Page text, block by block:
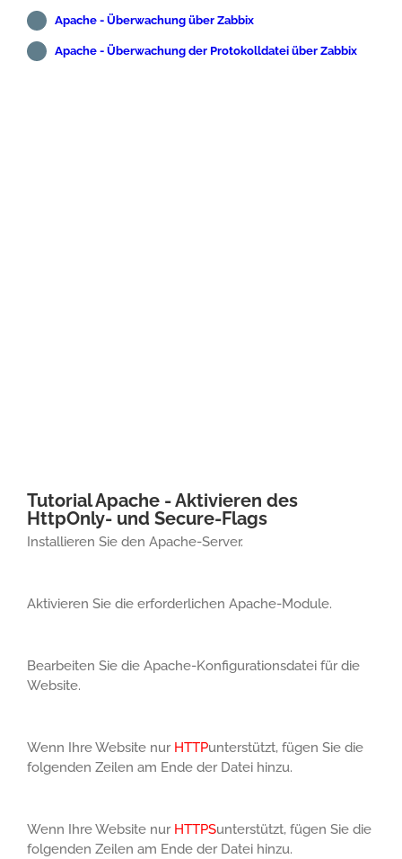
Apache - Überwachung über Zabbix
Apache - Überwachung der Protokolldatei über Zabbix
Tutorial Apache - Aktivieren des
HttpOnly- und Secure-Flags
Installieren Sie den Apache-Server.
Aktivieren Sie die erforderlichen Apache-Module.
Bearbeiten Sie die Apache-Konfigurationsdatei für die
Website.
Wenn Ihre Website nur HTTPunterstützt, fügen Sie die
folgenden Zeilen am Ende der Datei hinzu.
Wenn Ihre Website nur HTTPSunterstützt, fügen Sie die
folgenden Zeilen am Ende der Datei hinzu.